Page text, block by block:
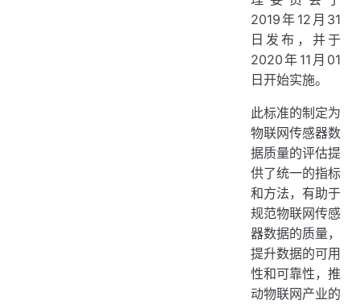
2019年12月31
日发布，并于
2020年11月01
日开始实施。
此标准的制定为
物联网传感器数
据质量的评估提
供了统一的指标
和方法，有助于
规范物联网传感
器数据的质量，
提升数据的可用
性和可靠性，推
动物联网产业的